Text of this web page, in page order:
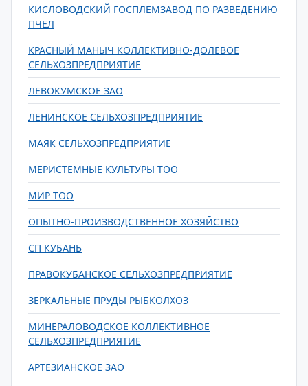
КИСЛОВОДСКИЙ ГОСПЛЕМЗАВОД ПО РАЗВЕДЕНИЮ
ПЧЕЛ
КРАСНЫЙ МАНЫЧ КОЛЛЕКТИВНО-ДОЛЕВОЕ
СЕЛЬХОЗПРЕДПРИЯТИЕ
ЛЕВОКУМСКОЕ ЗАО
ЛЕНИНСКОЕ СЕЛЬХОЗПРЕДПРИЯТИЕ
МАЯК СЕЛЬХОЗПРЕДПРИЯТИЕ
МЕРИСТЕМНЫЕ КУЛЬТУРЫ ТОО
МИР ТОО
ОПЫТНО-ПРОИЗВОДСТВЕННОЕ ХОЗЯЙСТВО
СП КУБАНЬ
ПРАВОКУБАНСКОЕ СЕЛЬХОЗПРЕДПРИЯТИЕ
ЗЕРКАЛЬНЫЕ ПРУДЫ РЫБКОЛХОЗ
МИНЕРАЛОВОДСКОЕ КОЛЛЕКТИВНОЕ
СЕЛЬХОЗПРЕДПРИЯТИЕ
АРТЕЗИАНСКОЕ ЗАО